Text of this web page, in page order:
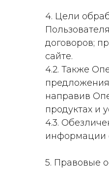
4. Цели
договоров;
сайте.
4.2. Также
направив
продуктах и
4.3.
информации
5. Правовые